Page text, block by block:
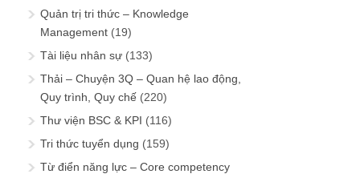
Quản trị tri thức – Knowledge
Management (19)
Tài liệu nhân sự (133)
Thải – Chuyện 3Q – Quan hệ lao động,
Quy trình, Quy chế (220)
Thư viện BSC & KPI (116)
Tri thức tuyển dụng (159)
Từ điển năng lực – Core competency